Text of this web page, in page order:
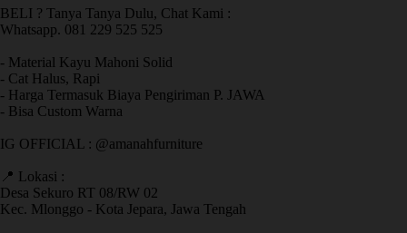
BELI ? Tanya Tanya Dulu, Chat Kami :
Whatsapp. 081 229 525 525
- Material Kayu Mahoni Solid
- Cat Halus, Rapi
- Harga Termasuk Biaya Pengiriman P. JAWA
- Bisa Custom Warna
IG OFFICIAL : @amanahfurniture
📍 Lokasi :
Desa Sekuro RT 08/RW 02
Kec. Mlonggo - Kota Jepara, Jawa Tengah